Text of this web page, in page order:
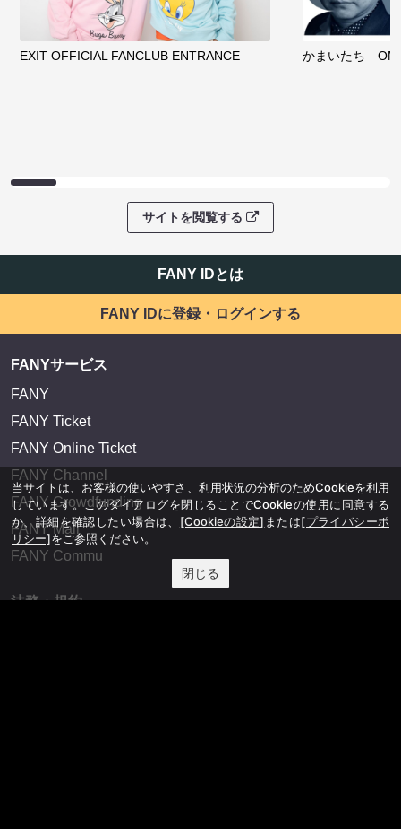
EXIT OFFICIAL FANCLUB ENTRANCE かまいたち
サイトを閲覧する
FANY IDとは
FANY IDに登録・ログインする
FANYサービス
FANY
FANY Ticket
FANY Online Ticket
FANY Channel
FANY Crowdfunding
FANY Mall
FANY Commu
法務・規約
当サイトは、お客様の使いやすさ、利用状況の分析のためCookieを利用
しています。このダイアログを閉じることでCookieの使用に同意する
か、詳細を確認したい場合は、 [Cookieの設定] または[プライバシーポ
リシー]をご参照ください。
閉じる